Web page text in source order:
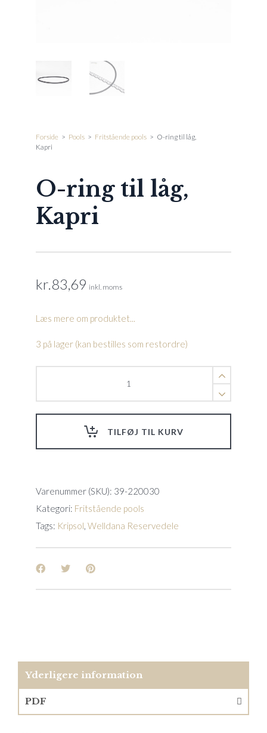
Forside > Pools > Fritstående pools > O-ring til låg,
Kapri
O-ring til låg,
Kapri
kr. 83,69 inkl. moms
Læs mere om produktet...
3 på lager (kan bestilles som restordre)
TILFØJ TIL KURV
Varenummer (SKU): 39-220030
Kategori: Fritstående pools
Tags: Kripsol Welldana Reservedele
Yderligere information
PDF